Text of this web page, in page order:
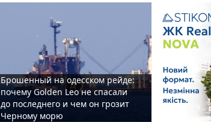
Брошенный на одесском рейде:
почему Golden Leo не спасали
до последнего и чем он грозит
Черному морю